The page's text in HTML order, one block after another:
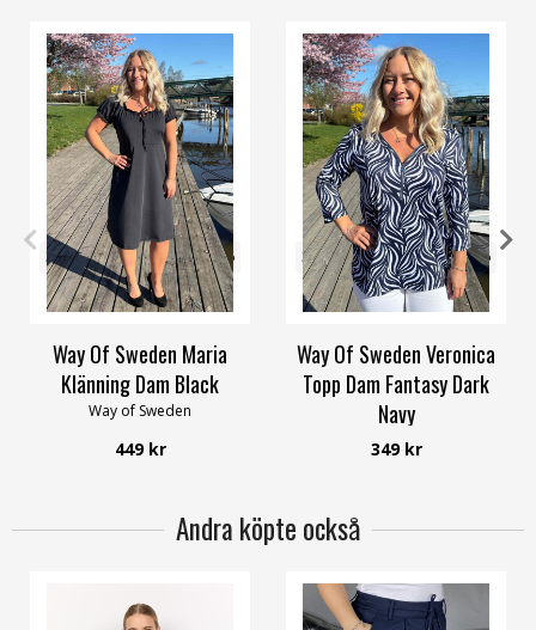
32/34 36/38 40/42 44/46
48/50
56/58
Way Of Sweden Maria
Klänning Dam Black
Way of Sweden
449 kr
32/34 36/38 40/42 44/46
48/50 56/58
Way Of Sweden Veronica
Topp Dam Fantasy Dark
Navy
Way of Sweden
349 kr
Andra köpte också